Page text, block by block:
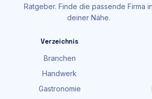
Ratgeber. Finde die passende Firma in
deiner Nähe.
Verzeichnis
Branchen
Handwerk
Gastronomie